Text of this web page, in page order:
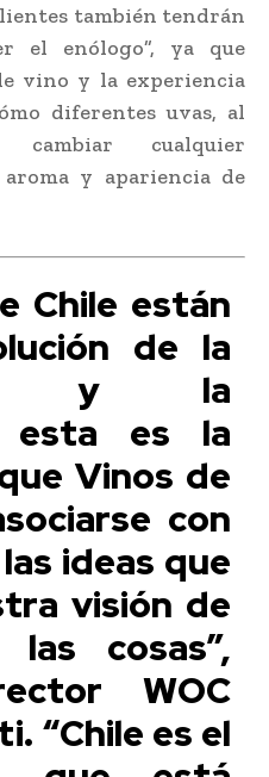
también tendrán
el enólogo”, ya que
vino y la experiencia
diferentes uvas, al
cambiar cualquier
y apariencia de
Chile están
de la
y la
esta es la
Vinos de
con
ideas que
visión de
cosas”,
WOC
“Chile es el